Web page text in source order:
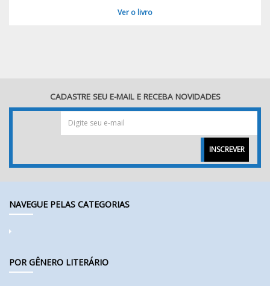
Ver o livro
CADASTRE SEU E-MAIL E RECEBA NOVIDADES
INSCREVER
NAVEGUE PELAS CATEGORIAS
POR GÊNERO LITERÁRIO